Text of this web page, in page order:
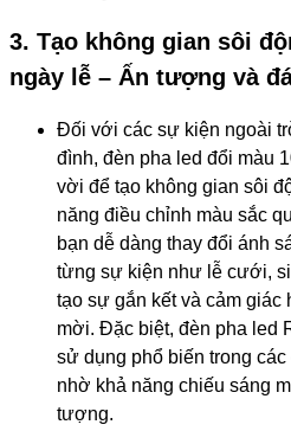
3. Tạo không gian sôi
ngày lễ – Ấn tượng và
Đối với các sự kiện ngoài
đình, đèn pha led đổi màu
vời để tạo không gian sôi
năng điều chỉnh màu sắc
bạn dễ dàng thay đổi ánh
từng sự kiện như lễ cưới,
tạo sự gắn kết và cảm giác
mời. Đặc biệt, đèn pha led
sử dụng phổ biến trong
nhờ khả năng chiếu sáng
tượng.